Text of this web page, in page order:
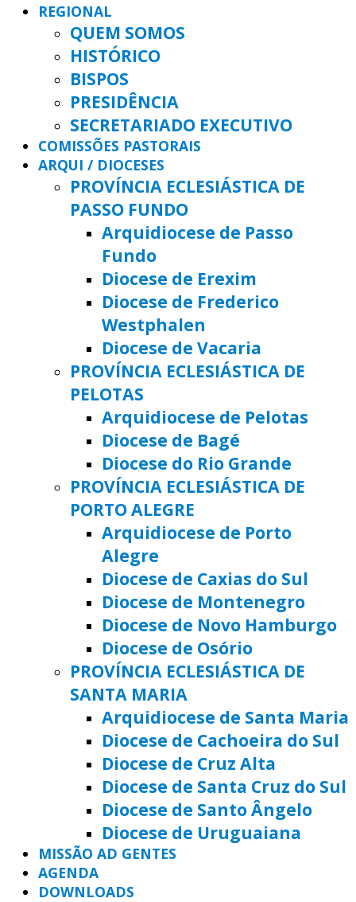
REGIONAL
QUEM SOMOS
HISTÓRICO
BISPOS
PRESIDÊNCIA
SECRETARIADO EXECUTIVO
COMISSÕES PASTORAIS
ARQUI / DIOCESES
PROVÍNCIA ECLESIÁSTICA DE
PASSO FUNDO
Arquidiocese de Passo
Fundo
Diocese de Erexim
Diocese de Frederico
Westphalen
Diocese de Vacaria
PROVÍNCIA ECLESIÁSTICA DE
PELOTAS
Arquidiocese de Pelotas
Diocese de Bagé
Diocese do Rio Grande
PROVÍNCIA ECLESIÁSTICA DE
PORTO ALEGRE
Arquidiocese de Porto
Alegre
Diocese de Caxias do Sul
Diocese de Montenegro
Diocese de Novo Hamburgo
Diocese de Osório
PROVÍNCIA ECLESIÁSTICA DE
SANTA MARIA
Arquidiocese de Santa Maria
Diocese de Cachoeira do Sul
Diocese de Cruz Alta
Diocese de Santa Cruz do Sul
Diocese de Santo Ângelo
Diocese de Uruguaiana
MISSÃO AD GENTES
AGENDA
DOWNLOADS